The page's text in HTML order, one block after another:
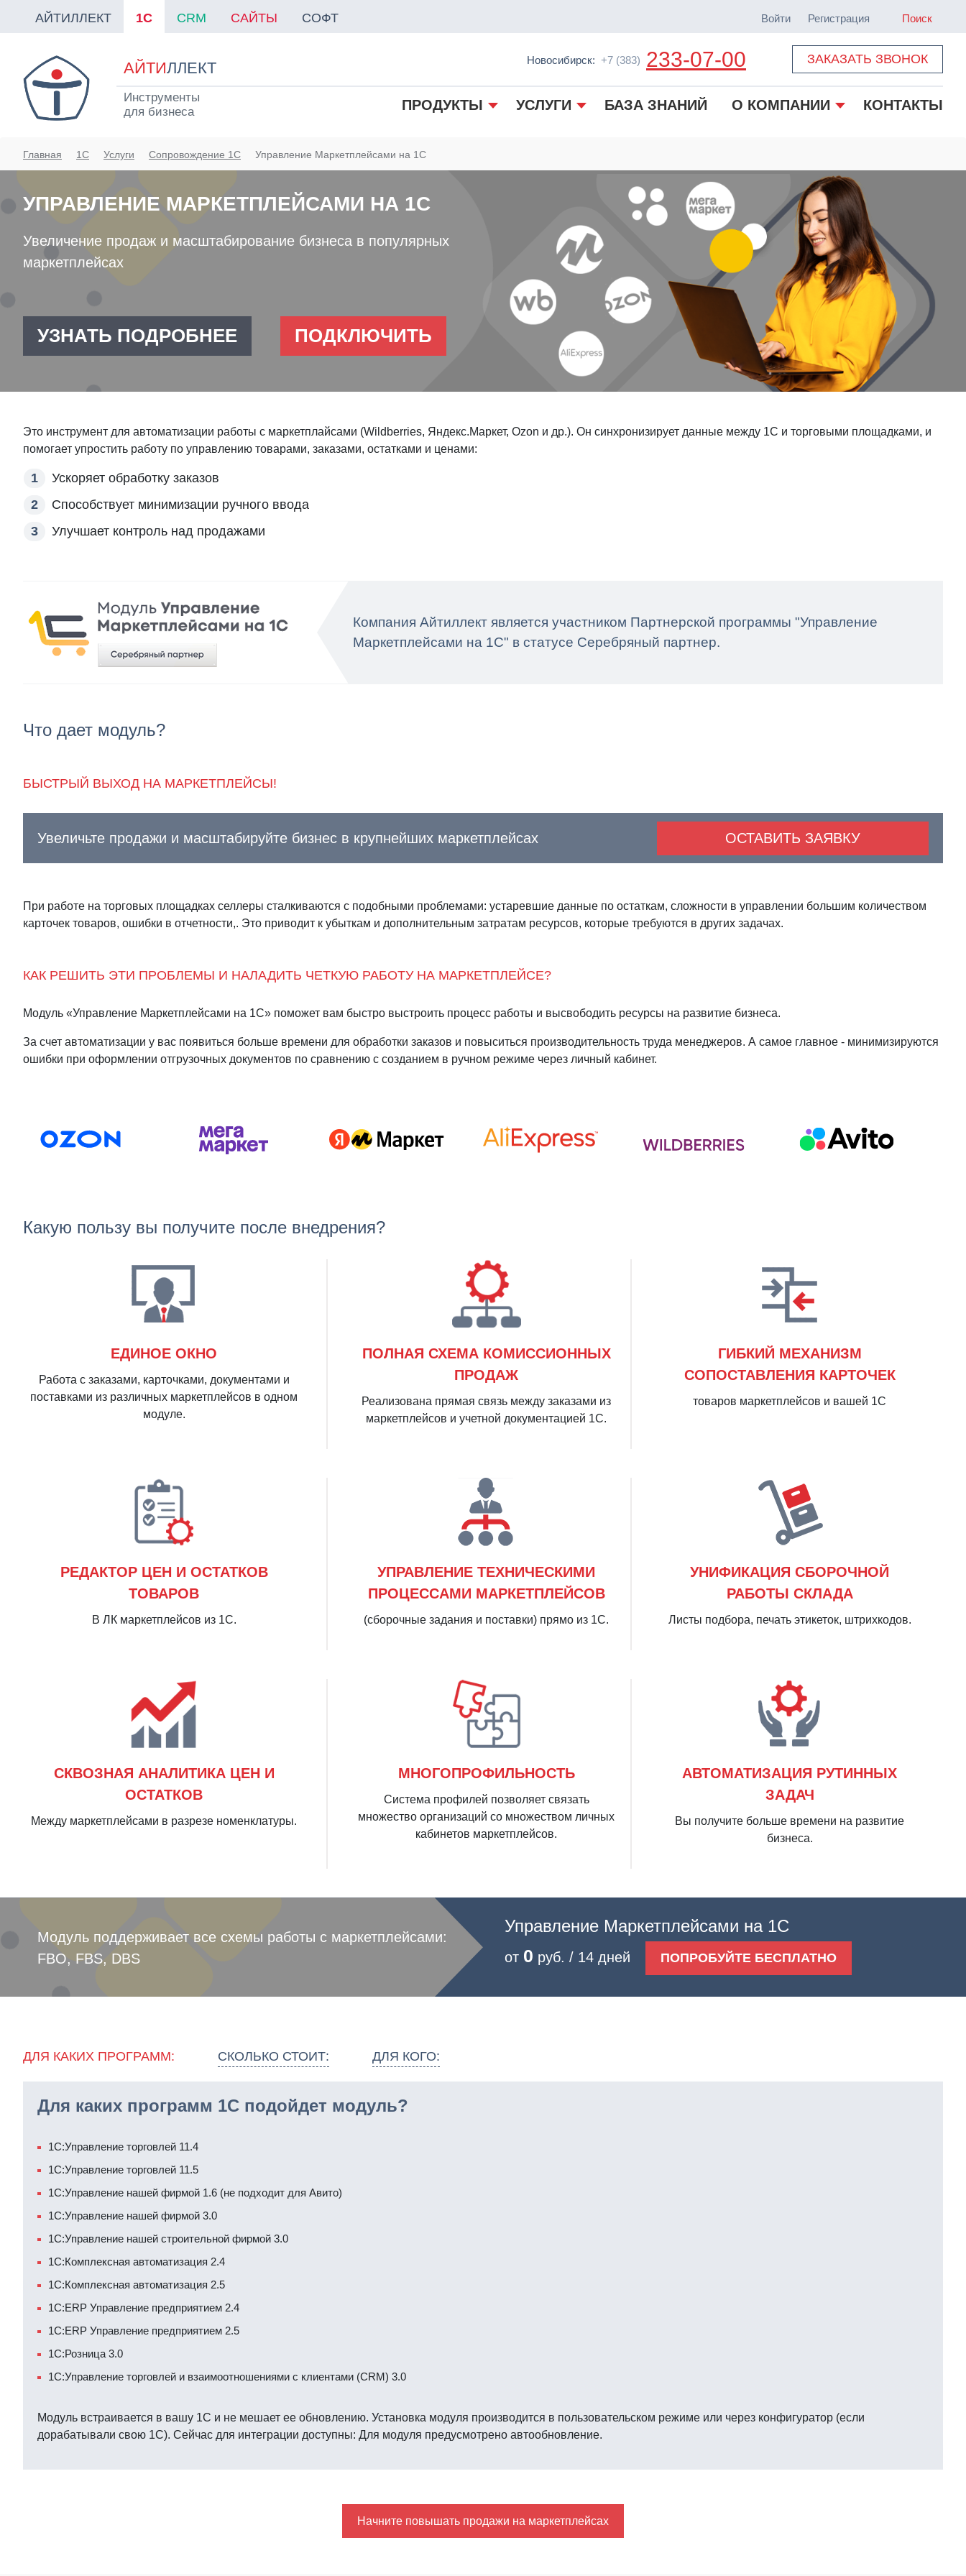
АЙТИЛЛЕКТ 1C CRM САЙТЫ СОФТ Войти Регистрация Поиск
АЙТИЛЛЕКТ
Инструменты
для бизнеса
Новосибирск: +7 (383) 233-07-00 ЗАКАЗАТЬ ЗВОНОК
ПРОДУКТЫ УСЛУГИ БАЗА ЗНАНИЙ О КОМПАНИИ КОНТАКТЫ
Главная 1С Услуги Сопровождение 1С Управление Маркетплейсами на 1С
УПРАВЛЕНИЕ МАРКЕТПЛЕЙСАМИ НА 1С
Увеличение продаж и масштабирование бизнеса в популярных
маркетплейсах
УЗНАТЬ ПОДРОБНЕЕ ПОДКЛЮЧИТЬ
Это инструмент для автоматизации работы с маркетплайсами (Wildberries, Яндекс.Маркет, Ozon и др.). Он синхронизирует данные между 1С и торговыми площадками, и
помогает упростить работу по управлению товарами, заказами, остатками и ценами:
Ускоряет обработку заказов
Способствует минимизации ручного ввода
Улучшает контроль над продажами
Компания Айтиллект является участником Партнерской программы "Управление
Маркетплейсами на 1С" в статусе Серебряный партнер.
Что дает модуль?
БЫСТРЫЙ ВЫХОД НА МАРКЕТПЛЕЙСЫ!
Увеличьте продажи и масштабируйте бизнес в крупнейших маркетплейсах ОСТАВИТЬ ЗАЯВКУ
При работе на торговых площадках селлеры сталкиваются с подобными проблемами: устаревшие данные по остаткам, сложности в управлении большим количеством
карточек товаров, ошибки в отчетности,. Это приводит к убыткам и дополнительным затратам ресурсов, которые требуются в других задачах.
КАК РЕШИТЬ ЭТИ ПРОБЛЕМЫ И НАЛАДИТЬ ЧЕТКУЮ РАБОТУ НА МАРКЕТПЛЕЙСЕ?
Модуль «Управление Маркетплейсами на 1С» поможет вам быстро выстроить процесс работы и высвободить ресурсы на развитие бизнеса.
За счет автоматизации у вас появиться больше времени для обработки заказов и повыситься производительность труда менеджеров. А самое главное - минимизируются
ошибки при оформлении отгрузочных документов по сравнению с созданием в ручном режиме через личный кабинет.
Какую пользу вы получите после внедрения?
ЕДИНОЕ ОКНО
Работа с заказами, карточками, документами и
поставками из различных маркетплейсов в одном
модуле.
ПОЛНАЯ СХЕМА КОМИССИОННЫХ
ПРОДАЖ
Реализована прямая связь между заказами из
маркетплейсов и учетной документацией 1С.
ГИБКИЙ МЕХАНИЗМ
СОПОСТАВЛЕНИЯ КАРТОЧЕК
товаров маркетплейсов и вашей 1С
РЕДАКТОР ЦЕН И ОСТАТКОВ
ТОВАРОВ
В ЛК маркетплейсов из 1С.
УПРАВЛЕНИЕ ТЕХНИЧЕСКИМИ
ПРОЦЕССАМИ МАРКЕТПЛЕЙСОВ
(сборочные задания и поставки) прямо из 1С.
УНИФИКАЦИЯ СБОРОЧНОЙ
РАБОТЫ СКЛАДА
Листы подбора, печать этикеток, штрихкодов.
СКВОЗНАЯ АНАЛИТИКА ЦЕН И
ОСТАТКОВ
Между маркетплейсами в разрезе номенклатуры.
МНОГОПРОФИЛЬНОСТЬ
Система профилей позволяет связать
множество организаций со множеством личных
кабинетов маркетплейсов.
АВТОМАТИЗАЦИЯ РУТИННЫХ
ЗАДАЧ
Вы получите больше времени на развитие
бизнеса.
Модуль поддерживает все схемы работы с маркетплейсами:
FBO, FBS, DBS
Управление Маркетплейсами на 1С
от 0 руб. / 14 дней ПОПРОБУЙТЕ БЕСПЛАТНО
ДЛЯ КАКИХ ПРОГРАММ: СКОЛЬКО СТОИТ: ДЛЯ КОГО:
Для каких программ 1С подойдет модуль?
1С:Управление торговлей 11.4
1С:Управление торговлей 11.5
1С:Управление нашей фирмой 1.6 (не подходит для Авито)
1С:Управление нашей фирмой 3.0
1С:Управление нашей строительной фирмой 3.0
1С:Комплексная автоматизация 2.4
1С:Комплексная автоматизация 2.5
1С:ERP Управление предприятием 2.4
1С:ERP Управление предприятием 2.5
1С:Розница 3.0
1С:Управление торговлей и взаимоотношениями с клиентами (CRM) 3.0
Модуль встраивается в вашу 1С и не мешает ее обновлению. Установка модуля производится в пользовательском режиме или через конфигуратор (если
дорабатывали свою 1С). Сейчас для интеграции доступны: Для модуля предусмотрено автообновление.
Начните повышать продажи на маркетплейсах